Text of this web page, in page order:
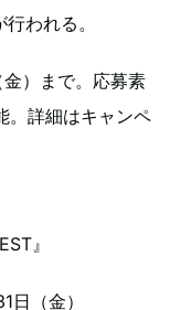
われる。
）まで。応募素
。詳細はキャンペ
』
（金）